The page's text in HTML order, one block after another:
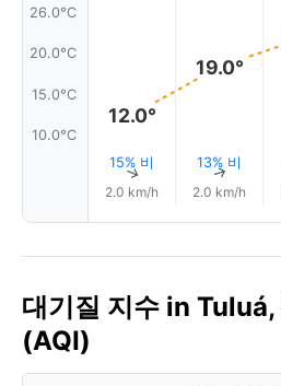
26.0°C
20.0°C
15.0°C
10.0°C
12.0°
15% 비
↑
2.0 km/h
19.0°
13% 비
↑
2.0 km/h
대기질 지수 in
(AQI)